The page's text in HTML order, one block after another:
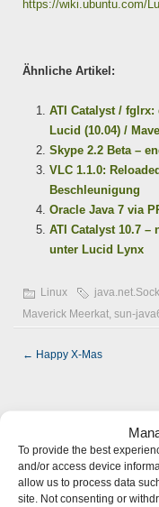
To provide the best
and/or access device
allow us to process data
site. Not consenting or
https://wiki.ubuntu.com/
Ähnliche Artikel:
ATI Catalyst /
Lucid (10.04) /
Skype 2.2 Beta –
VLC 1.1.0:
Beschleunigung
Oracle Java 7 via
ATI Catalyst 10.7
unter Lucid Lynx
Linux
Maverick Meerkat sun-
← Happy X-Mas
RSS